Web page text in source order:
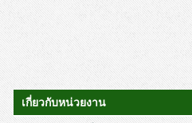
เกี่ยวกับหน่วยงาน